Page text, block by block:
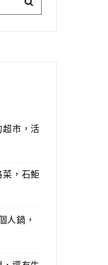
超市，活
菜，石鮔
人鍋，